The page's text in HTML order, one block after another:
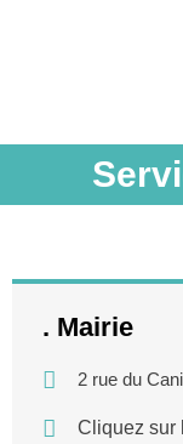
. Mairie
2 rue du
Cliquez sur